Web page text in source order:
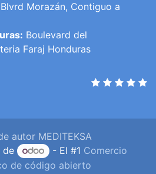
Morazán, Contiguo a
Boulevard del
Faraj Honduras
autor MEDITEKSA
de
- El #1 Comercio
de código abierto